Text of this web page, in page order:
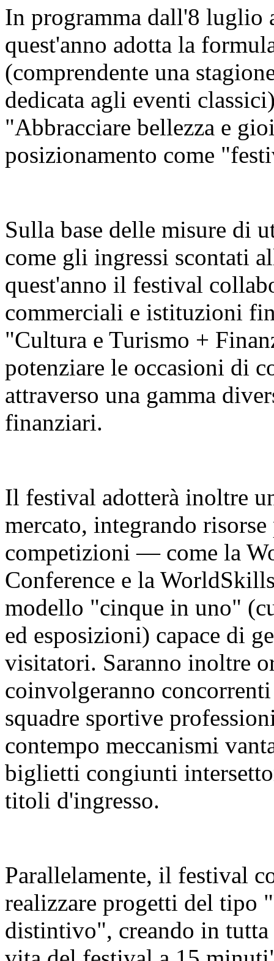
In programma dall'8
quest'anno adotta la
(comprendente una
dedicata agli eventi
"Abbracciare bellezza e
posizionamento come
Sulla base delle misure di
come gli ingressi scontati
quest'anno il festival
commerciali e istituzioni
"Cultura e Turismo +
potenziare le occasioni di
attraverso una gamma
finanziari.
Il festival adotterà inoltre
mercato, integrando
competizioni — come la
Conference e la
modello "cinque in uno"
ed esposizioni) capace di
visitatori. Saranno inoltre
coinvolgeranno
squadre sportive
contempo meccanismi
biglietti congiunti
titoli d'ingresso.
Parallelamente, il festival
realizzare progetti del tipo
distintivo", creando in